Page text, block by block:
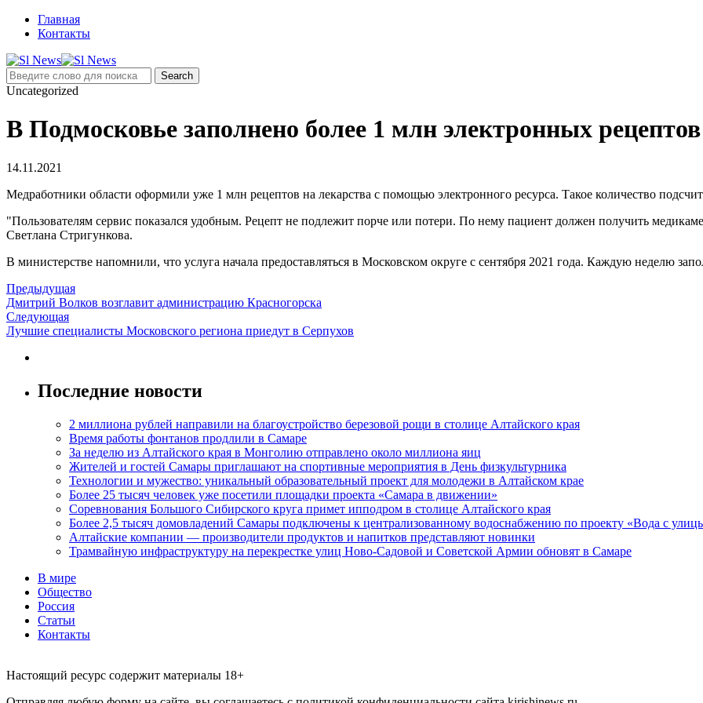
Главная
Контакты
Uncategorized
В Подмосковье заполнено более 1 млн электронных
14.11.2021
Медработники области оформили уже 1 млн рецептов на лекарства с помощью электронного ресурса. Такое количество
"Пользователям сервис показался удобным. Рецепт не подлежит порче или потери. По нему пациент должен получить
Светлана Стригункова.
В министерстве напомнили, что услуга начала предоставляться в Московском округе с сентября 2021 года. Каждую неделю
Предыдущая
Дмитрий Волков возглавит администрацию Красногорска
Следующая
Лучшие специалисты Московского региона приедут в Серпухов
Последние новости
2 миллиона рублей направили на благоустройство березовой рощи в столице Алтайского края
Время работы фонтанов продлили в Самаре
За неделю из Алтайского края в Монголию отправлено около миллиона яиц
Жителей и гостей Самары приглашают на спортивные мероприятия в День физкультурника
Технологии и мужество: уникальный образовательный проект для молодежи в Алтайском крае
Более 25 тысяч человек уже посетили площадки проекта «Самара в движении»
Соревнования Большого Сибирского круга примет ипподром в столице Алтайского края
Более 2,5 тысяч домовладений Самары подключены к централизованному водоснабжению по проекту «Вода с
Алтайские компании — производители продуктов и напитков представляют новинки
Трамвайную инфраструктуру на перекрестке улиц Ново-Садовой и Советской Армии обновят в Самаре
В мире
Общество
Россия
Статьи
Контакты
Настоящий ресурс содержит материалы 18+